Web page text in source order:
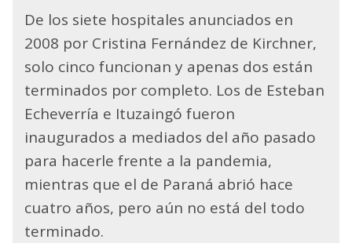
De los siete hospitales anunciados en
2008 por Cristina Fernández de Kirchner,
solo cinco funcionan y apenas dos están
terminados por completo. Los de Esteban
Echeverría e Ituzaingó fueron
inaugurados a mediados del año pasado
para hacerle frente a la pandemia,
mientras que el de Paraná abrió hace
cuatro años, pero aún no está del todo
terminado.